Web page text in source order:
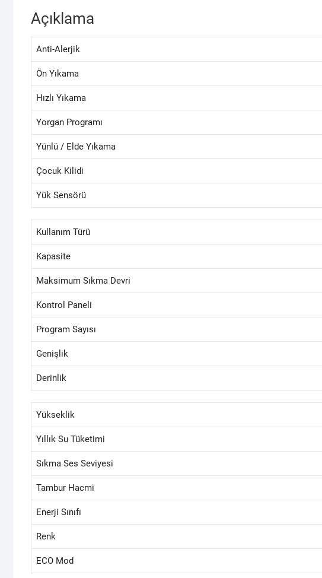
Açıklama
Anti-Alerjik
Ön Yıkama
Hızlı Yıkama
Yorgan Programı
Yünlü / Elde Yıkama
Çocuk Kilidi
Yük Sensörü
Kullanım Türü
Kapasite
Maksimum Sıkma Devri
Kontrol Paneli
Program Sayısı
Genişlik
Derinlik
Yükseklik
Yıllık Su Tüketimi
Sıkma Ses Seviyesi
Tambur Hacmi
Enerji Sınıfı
Renk
ECO Mod